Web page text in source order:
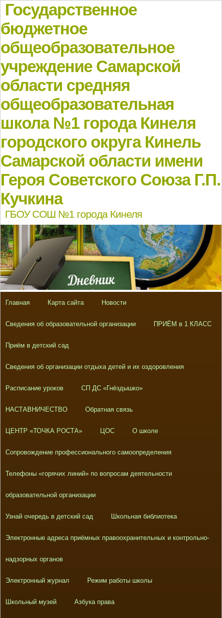
Государственное
бюджетное
общеобразовательное
учреждение Самарской
области средняя
общеобразовательная
школа №1 города Кинеля
городского округа Кинель
Самарской области имени
Героя Советского Союза Г.П.
Кучкина
ГБОУ СОШ №1 города Кинеля
Главная Карта сайта Новости
Сведения об образовательной организации ПРИЁМ в 1 КЛАСС
Приём в детский сад
Сведения об организации отдыха детей и их оздоровления
Расписание уроков СП ДС «Гнёздышко»
НАСТАВНИЧЕСТВО Обратная связь
ЦЕНТР «ТОЧКА РОСТА» ЦОС О школе
Сопровождение профессионального самоопределения
Телефоны «горячих линий» по вопросам деятельности
образовательной организации
Узнай очередь в детский сад Школьная библиотека
Электронные адреса приёмных правоохранительных и контрольно-
надзорных органов
Электронный журнал Режим работы школы
Школьный музей Азбука права